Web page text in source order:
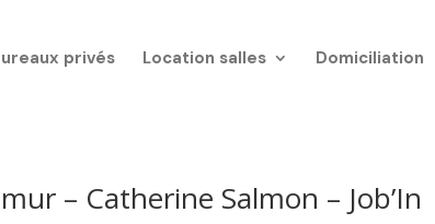
privés Location salles Domiciliation
– Catherine Salmon – Job’In